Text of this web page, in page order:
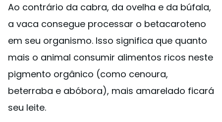
Ao contrário da cabra, da ovelha e da búfala,
a vaca consegue processar o betacaroteno
em seu organismo. Isso significa que quanto
mais o animal consumir alimentos ricos neste
pigmento orgânico (como cenoura,
beterraba e abóbora), mais amarelado ficará
seu leite.